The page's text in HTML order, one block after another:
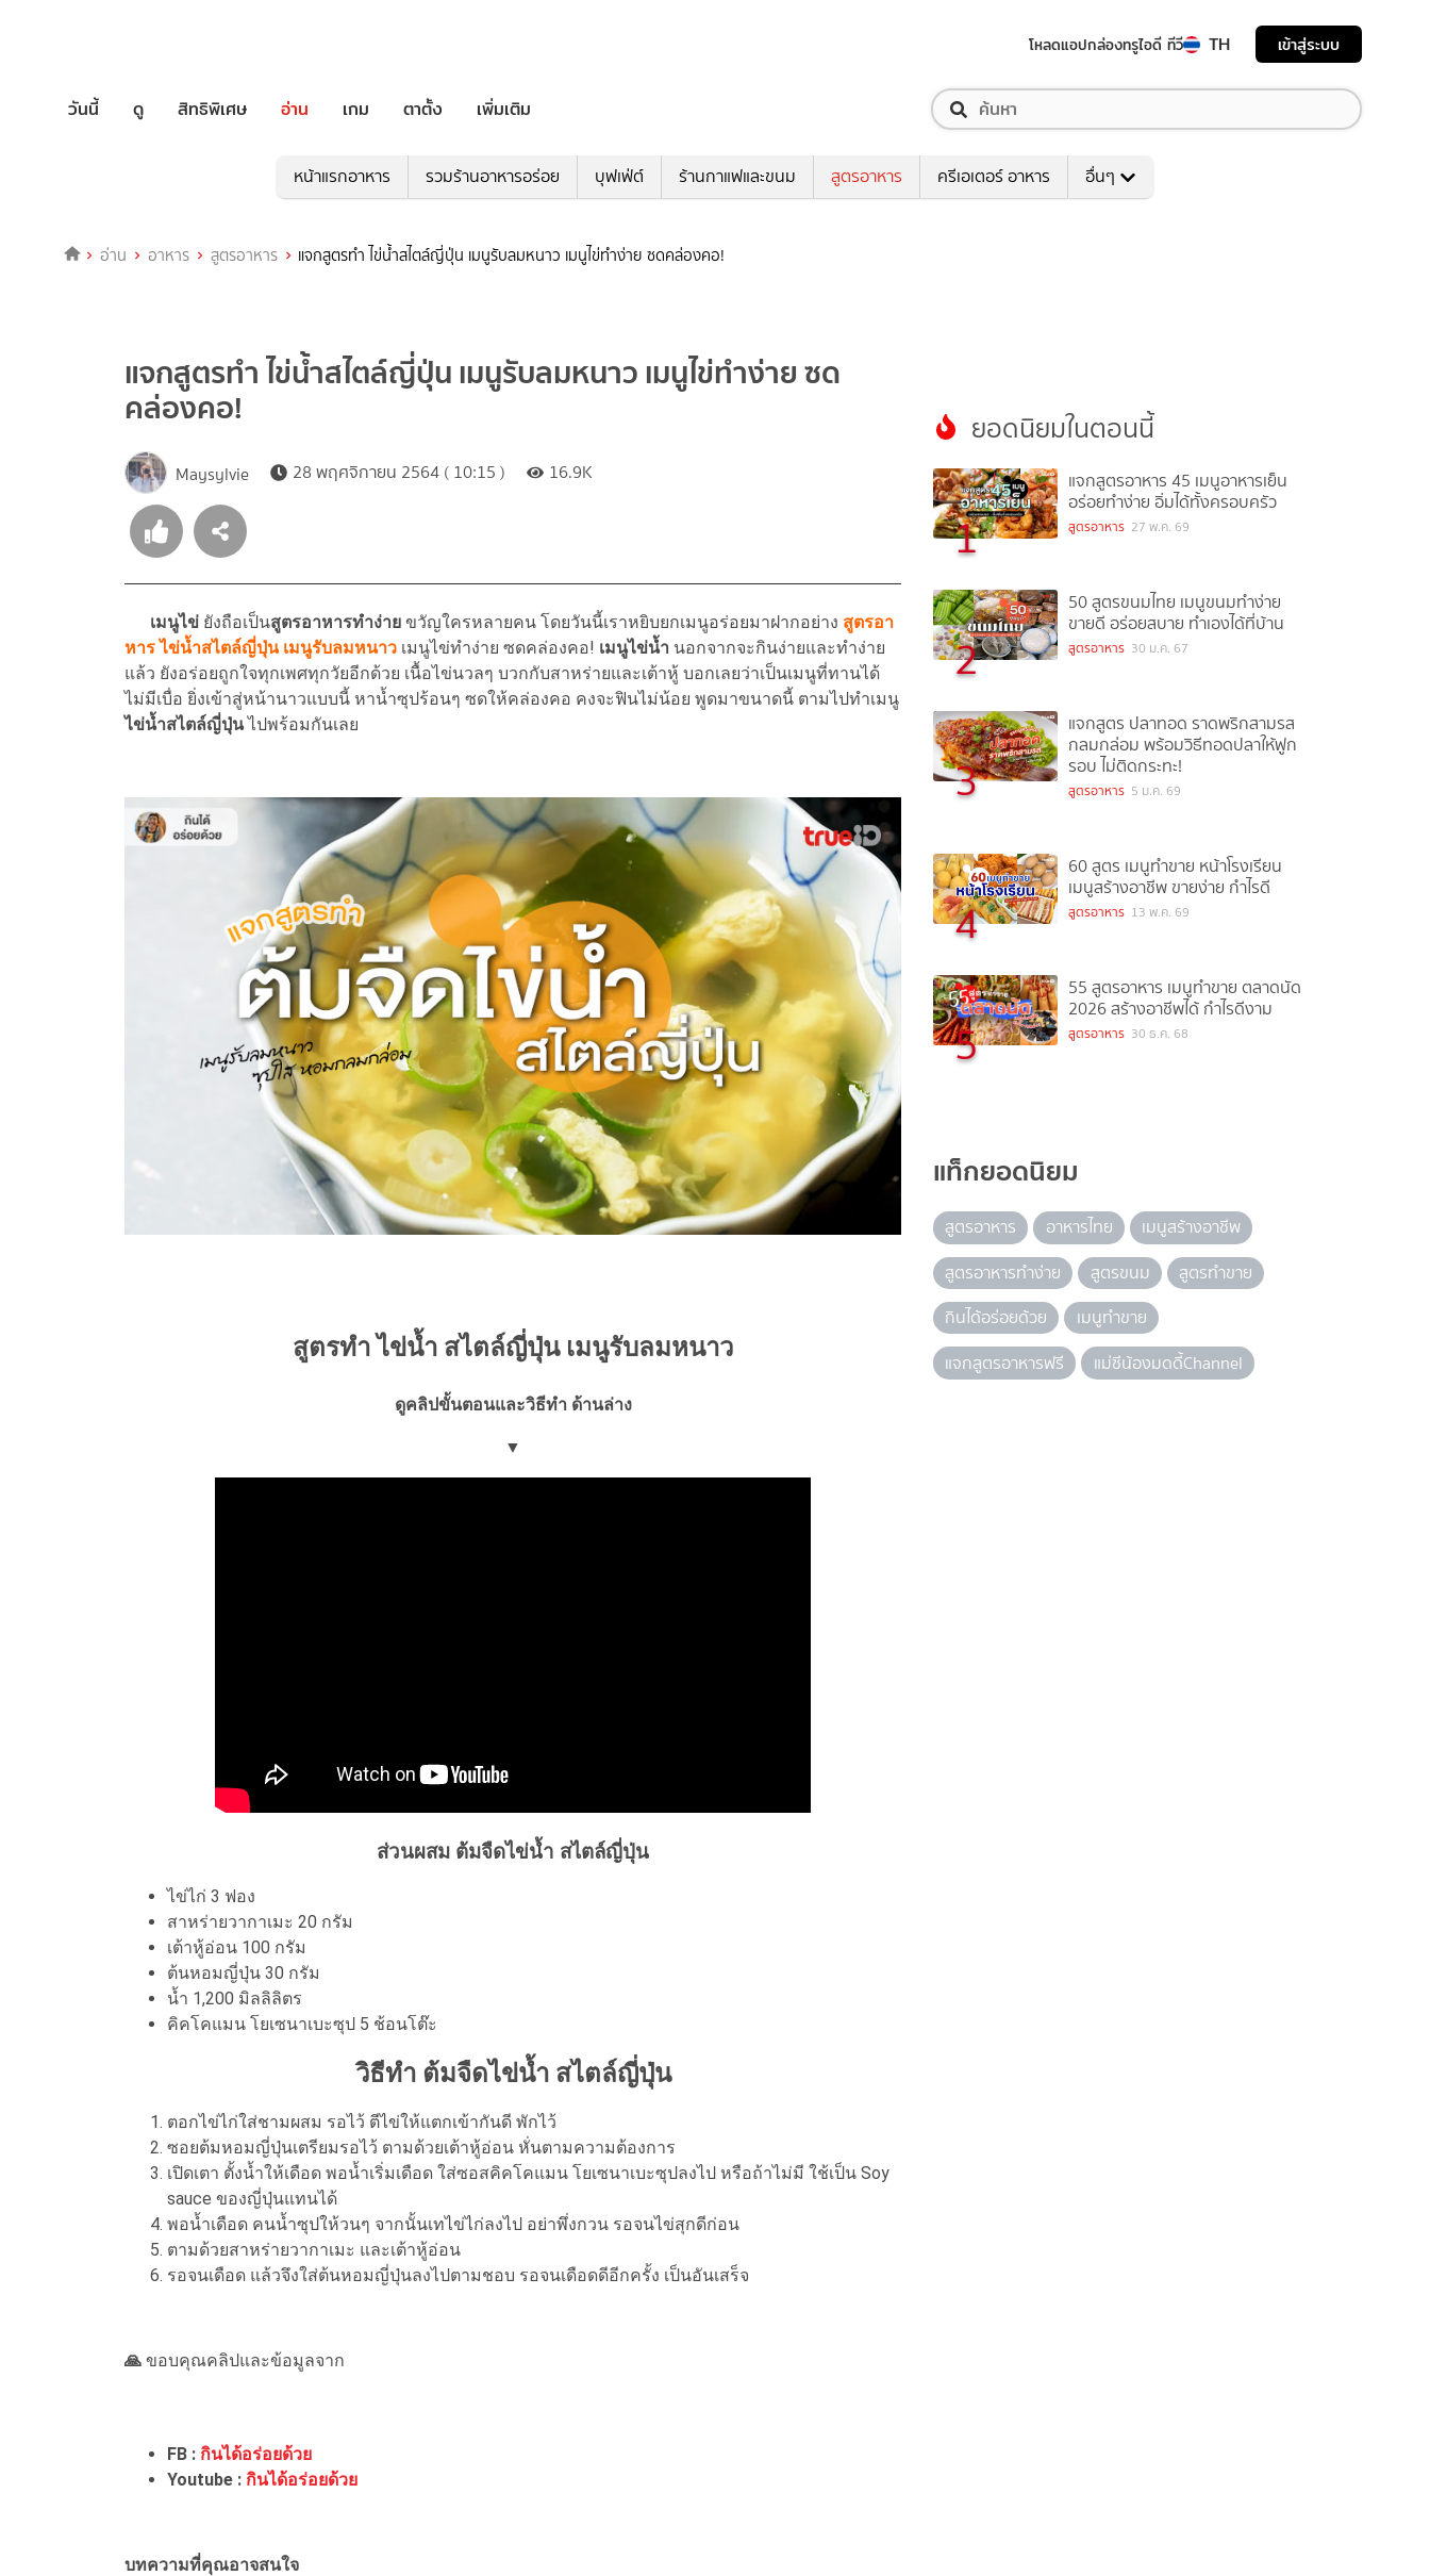
โหลดแอปกล่องทรูไอดี ทีวี TH เข้าสู่ระบบ
วันนี้ ดู สิทธิพิเศษ อ่าน เกม ตาตั้ง เพิ่มเติม
หน้าแรกอาหาร รวมร้านอาหารอร่อย บุฟเฟ่ต์ ร้านกาแฟและขนม สูตรอาหาร ครีเอเตอร์ อาหาร อื่นๆ
อ่าน อาหาร สูตรอาหาร แจกสูตรทำ ไข่น้ำสไตล์ญี่ปุ่น เมนูรับลมหนาว เมนูไข่ทำง่าย ซดคล่องคอ!
แจกสูตรทำ ไข่น้ำสไตล์ญี่ปุ่น เมนูรับลมหนาว เมนูไข่ทำง่าย ซด
คล่องคอ!
Maysylvie 28 พฤศจิกายน 2564 ( 10:15 ) 16.9K
เมนูไข่ ยังถือเป็นสูตรอาหารทำง่าย ขวัญใครหลายคน โดยวันนี้เราหยิบยกเมนูอร่อยมาฝากอย่าง สูตรอา
หารไข่น้ำสไตล์ญี่ปุ่น เมนูรับลมหนาว เมนูไข่ทำง่าย ซดคล่องคอ! เมนูไข่น้ำ นอกจากจะกินง่ายและทำง่าย
แล้ว ยังอร่อยถูกใจทุกเพศทุกวัยอีกด้วย เนื้อไข่นวลๆ บวกกับสาหร่ายและเต้าหู้ บอกเลยว่าเป็นเมนูที่ทานได้
ไม่มีเบื่อ ยิ่งเข้าสู่หน้านาวแบบนี้ หาน้ำซุปร้อนๆ ซดให้คล่องคอ คงจะฟินไม่น้อย พูดมาขนาดนี้ ตามไปทำเมนู
ไข่น้ำสไตล์ญี่ปุ่นไปพร้อมกันเลย
สูตรทำ ไข่น้ำ สไตล์ญี่ปุ่น เมนูรับลมหนาว
ดูคลิปขั้นตอนและวิธีทำ ด้านล่าง
▼
ส่วนผสม ต้มจืดไข่น้ำ สไตล์ญี่ปุ่น
ไข่ไก่ 3 ฟอง
สาหร่ายวากาเมะ 20 กรัม
เต้าหู้อ่อน 100 กรัม
ต้นหอมญี่ปุ่น 30 กรัม
น้ำ 1,200 มิลลิลิตร
คิคโคแมน โยเซนาเบะซุป 5 ช้อนโต๊ะ
วิธีทำ ต้มจืดไข่น้ำ สไตล์ญี่ปุ่น
ตอกไข่ไก่ใส่ชามผสม รอไว้ ตีไข่ให้แตกเข้ากันดี พักไว้
ซอยต้มหอมญี่ปุ่นเตรียมรอไว้ ตามด้วยเต้าหู้อ่อน หั่นตามความต้องการ
เปิดเตา ตั้งน้ำให้เดือด พอน้ำเริ่มเดือด ใส่ซอสคิคโคแมน โยเซนาเบะซุปลงไป หรือถ้าไม่มี ใช้เป็น Soy
sauce ของญี่ปุ่นแทนได้
พอน้ำเดือด คนน้ำซุปให้วนๆ จากนั้นเทไข่ไก่ลงไป อย่าพึ่งกวน รอจนไข่สุกดีก่อน
ตามด้วยสาหร่ายวากาเมะ และเต้าหู้อ่อน
รอจนเดือด แล้วจึงใส่ต้นหอมญี่ปุ่นลงไปตามชอบ รอจนเดือดดีอีกครั้ง เป็นอันเสร็จ
🙏 ขอบคุณคลิปและข้อมูลจาก
FB : กินได้อร่อยด้วย
Youtube : กินได้อร่อยด้วย
บทความที่คุณอาจสนใจ
ยอดนิยมในตอนนี้
1
แจกสูตรอาหาร 45 เมนูอาหารเย็น
อร่อยทำง่าย อิ่มได้ทั้งครอบครัว
สูตรอาหาร 27 พ.ค. 69
2
50 สูตรขนมไทย เมนูขนมทำง่าย
ขายดี อร่อยสบาย ทำเองได้ที่บ้าน
สูตรอาหาร 30 ม.ค. 67
3
แจกสูตร ปลาทอด ราดพริกสามรส
กลมกล่อม พร้อมวิธีทอดปลาให้ฟูก
รอบ ไม่ติดกระทะ!
สูตรอาหาร 5 ม.ค. 69
4
60 สูตร เมนูทำขาย หน้าโรงเรียน
เมนูสร้างอาชีพ ขายง่าย กำไรดี
สูตรอาหาร 13 พ.ค. 69
5
55 สูตรอาหาร เมนูทำขาย ตลาดนัด
2026 สร้างอาชีพได้ กำไรดีงาม
สูตรอาหาร 30 ธ.ค. 68
แท็กยอดนิยม
สูตรอาหาร อาหารไทย
เมนูสร้างอาชีพ
สูตรอาหารทำง่าย
สูตรขนม
สูตรทำขาย
กินได้อร่อยด้วย
เมนูทำขาย
แจกสูตรอาหารฟรี
แม่ซีน้องมดดี้Channel